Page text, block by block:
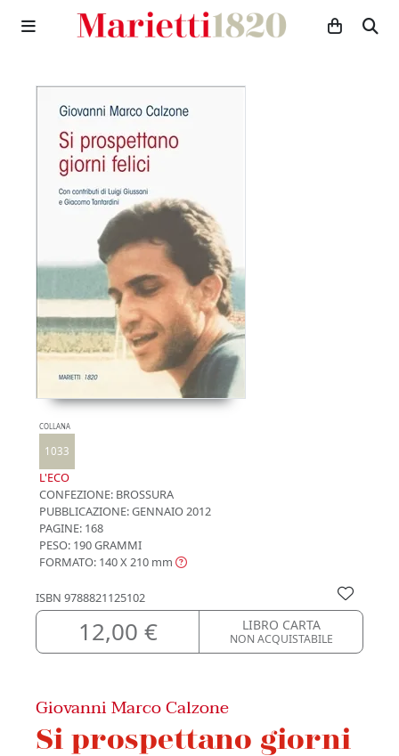
COLLANA
1033
L'ECO
CONFEZIONE: BROSSURA
PUBBLICAZIONE:GENNAIO 2012
PAGINE: 168
PESO: 190 GRAMMI
FORMATO: 140 X 210 mm
ISBN 9788821125102
12,00 € LIBRO CARTA
NON ACQUISTABILE
Giovanni Marco Calzone
Si prospettano giorni